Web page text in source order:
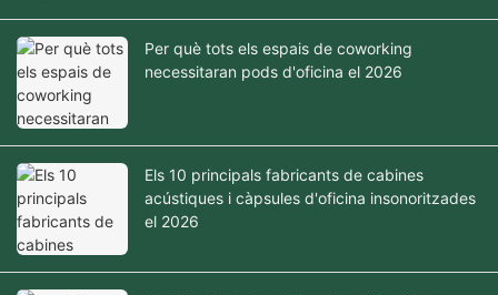
Per què tots els espais de coworking
necessitaran pods d'oficina el 2026
Els 10 principals fabricants de cabines
acústiques i càpsules d'oficina insonoritzades
el 2026